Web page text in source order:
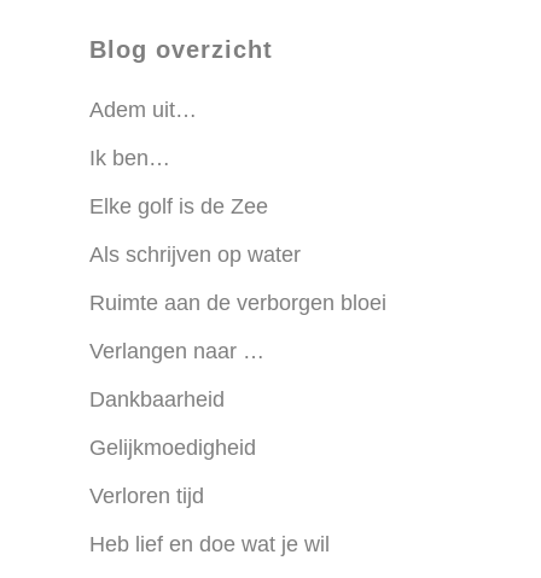
Blog overzicht
Adem uit…
Ik ben…
Elke golf is de Zee
Als schrijven op water
Ruimte aan de verborgen bloei
Verlangen naar …
Dankbaarheid
Gelijkmoedigheid
Verloren tijd
Heb lief en doe wat je wil